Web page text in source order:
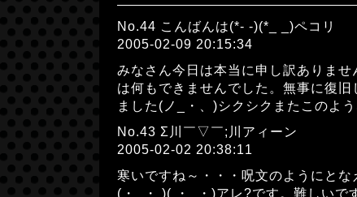
No.44 こんばんは(*- -)(*_ _)ペコリ
2005-02-09 20:15:34
みなさん今日は本当に申し訳ありま
は何もできませんでした。無事に復
ました(ノ_・、)シクシクまたこのよ
No.43 Σ川￣▽￣;川アィーン
2005-02-02 20:38:11
寒いですね～・・・呪文のようにと
(・_・ )( ・_・)アレ?です。難しい